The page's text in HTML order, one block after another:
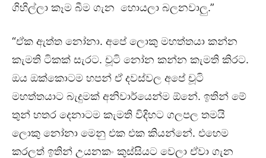
ගිහිල්ලා කෑම බීම ගැන හොයලා බලනවාලු.”
“ඒක ඇත්ත නෝනා. අපේ ලොකු මහත්තයා කන්න
කැමති ටිකක් සැරට. චූටි නෝන කන්න කැමති කිරට.
ඔය ඔක්කොටම හපන් ඒ දවස්වල අපේ චූටි
මහත්තයාට බැදුමක් අනිවාර්යෙන්ම ඕනේ. ඉතින් මේ
තුන් හතර දෙනාටම කැමති විදිහට ගලපල තමයි
ලොකු නෝනා මෙනු එක එක කියන්නේ. එහෙම
කරලත් ඉතින් උයනකං කුස්සියට වෙලා ඒවා ගැන